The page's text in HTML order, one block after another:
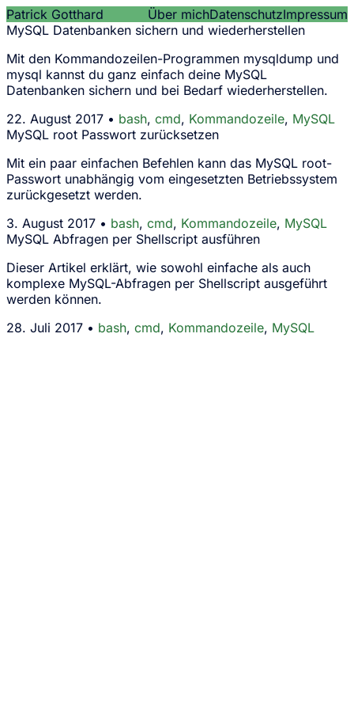
Patrick Gotthard Über michDatenschutzImpressum
MySQL Datenbanken sichern und wiederherstellen
Mit den Kommandozeilen-Programmen mysqldump und
mysql kannst du ganz einfach deine MySQL
Datenbanken sichern und bei Bedarf wiederherstellen.
22. August 2017 • bash, cmd, Kommandozeile, MySQL
MySQL root Passwort zurücksetzen
Mit ein paar einfachen Befehlen kann das MySQL root-
Passwort unabhängig vom eingesetzten Betriebssystem
zurückgesetzt werden.
3. August 2017 • bash, cmd, Kommandozeile, MySQL
MySQL Abfragen per Shellscript ausführen
Dieser Artikel erklärt, wie sowohl einfache als auch
komplexe MySQL-Abfragen per Shellscript ausgeführt
werden können.
28. Juli 2017 • bash, cmd, Kommandozeile, MySQL